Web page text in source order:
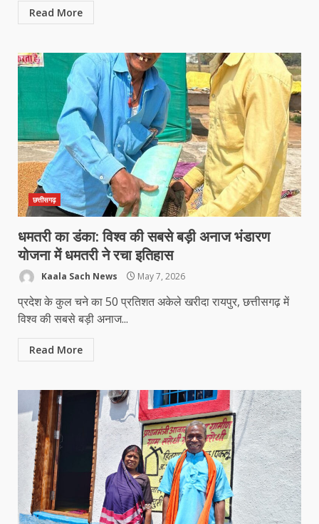
Read More
छत्तीसगढ़
धमतरी का डंका: विश्व की सबसे बड़ी अनाज भंडारण
योजना में धमतरी ने रचा इतिहास
Kaala Sach News May 7, 2026
प्रदेश के कुल चने का 50 प्रतिशत अकेले खरीदा रायपुर, छत्तीसगढ़ में
विश्व की सबसे बड़ी अनाज...
Read More